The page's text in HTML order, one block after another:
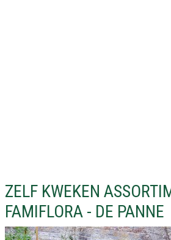
ZELF KWEKEN
FAMIFLORA - DE PANNE